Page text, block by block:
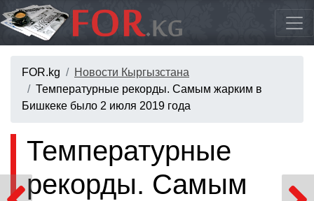
FOR.kg
Новости Кыргызстана
Температурные рекорды. Самым жарким в
Бишкеке было 2 июля 2019 года
Температурные
рекорды. Самым